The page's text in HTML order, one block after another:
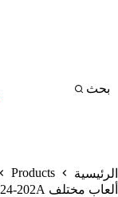
بحث
الرئيسية Products
ألعاب مختلف XY24-202A